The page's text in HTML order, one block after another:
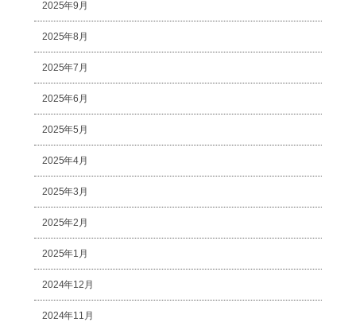
2025年9月
2025年8月
2025年7月
2025年6月
2025年5月
2025年4月
2025年3月
2025年2月
2025年1月
2024年12月
2024年11月